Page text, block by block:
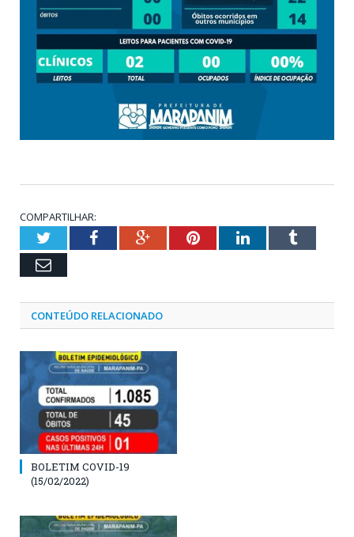
COMPARTILHAR:
TwitterFacebookGoogle+PinterestLinkedInTumblr
Email
CONTEÚDO RELACIONADO
BOLETIM COVID-19
(15/02/2022)